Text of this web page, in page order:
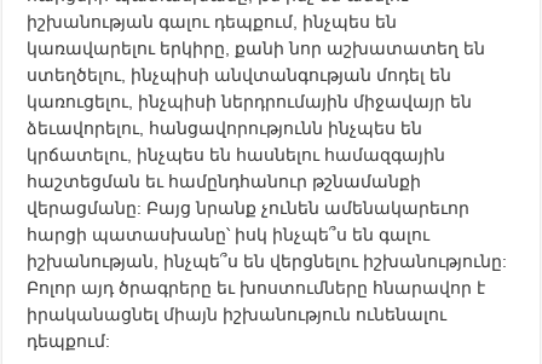
իշխանության գալու դեպքում, ինչպես են
կառավարելու երկիրը, քանի նոր աշխատատեղ են
ստեղծելու, ինչպիսի անվտանգության մոդել են
կառուցելու, ինչպիսի ներդրումային միջավայր են
ձեւավորելու, հանցավորությունն ինչպես են
կրճատելու, ինչպես են հասնելու համազգային
հաշտեցման եւ համընդհանուր թշնամանքի
վերացմանը: Բայց նրանք չունեն ամենակարեւոր
հարցի պատասխանը՝ իսկ ինչպե՞ս են գալու
իշխանության, ինչպե՞ս են վերցնելու իշխանությունը:
Բոլոր այդ ծրագրերը եւ խոստումները հնարավոր է
իրականացնել միայն իշխանություն ունենալու
դեպքում: